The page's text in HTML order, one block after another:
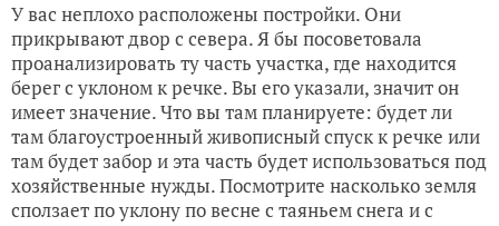
У вас неплохо расположены постройки. Они
прикрывают двор с севера. Я бы посоветовала
проанализировать ту часть участка, где находится
берег с уклоном к речке. Вы его указали, значит он
имеет значение. Что вы там планируете: будет ли
там благоустроенный живописный спуск к речке или
там будет забор и эта часть будет использоваться под
хозяйственные нужды. Посмотрите насколько земля
сползает по уклону по весне с таяньем снега и с